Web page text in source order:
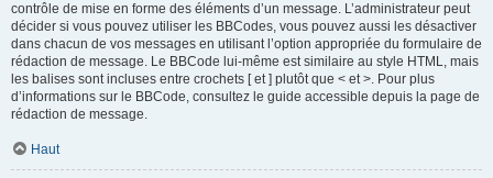
contrôle de mise en forme des éléments d’un message. L’administrateur peut
décider si vous pouvez utiliser les BBCodes, vous pouvez aussi les désactiver
dans chacun de vos messages en utilisant l’option appropriée du formulaire de
rédaction de message. Le BBCode lui-même est similaire au style HTML, mais
les balises sont incluses entre crochets [ et ] plutôt que < et >. Pour plus
d’informations sur le BBCode, consultez le guide accessible depuis la page de
rédaction de message.
Haut